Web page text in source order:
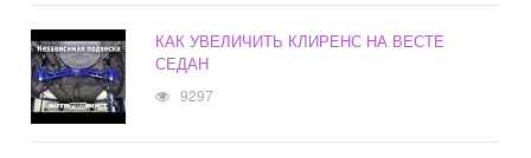
КАК УВЕЛИЧИТЬ КЛИРЕНС НА ВЕСТЕ
СЕДАН
9297